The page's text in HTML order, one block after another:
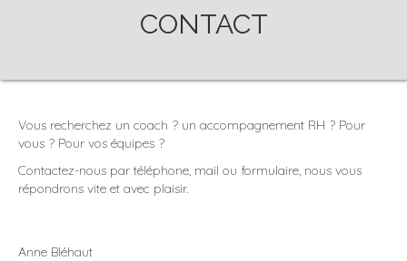
CONTACT
Vous recherchez un coach ? un accompagnement RH ? Pour
vous ? Pour vos équipes ?
Contactez-nous par téléphone, mail ou formulaire, nous vous
répondrons vite et avec plaisir.
Anne Bléhaut